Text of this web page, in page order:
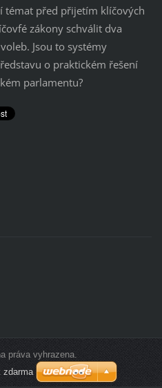
témat před přijetím klíčových
zákony schválit dva
Jsou to systémy
o praktickém řešení
parlamentu?
práva vyhrazena.
zdarma